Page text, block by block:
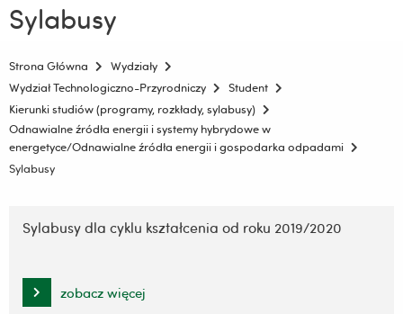
Sylabusy
Strona Główna
Wydziały
Wydział Technologiczno-Przyrodniczy
Student
Kierunki studiów (programy, rozkłady, sylabusy)
Odnawialne źródła energii i systemy hybrydowe w
energetyce/Odnawialne źródła energii i gospodarka odpadami
Sylabusy
nawigację
treści
Sylabusy dla cyklu kształcenia od roku 2019/2020
zobacz więcej